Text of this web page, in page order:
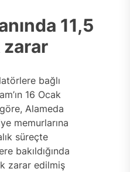
11,5
zarar
bağlı
16 Ocak
Alameda
memurlarına
süreçte
bakıldığında
zarar edilmiş